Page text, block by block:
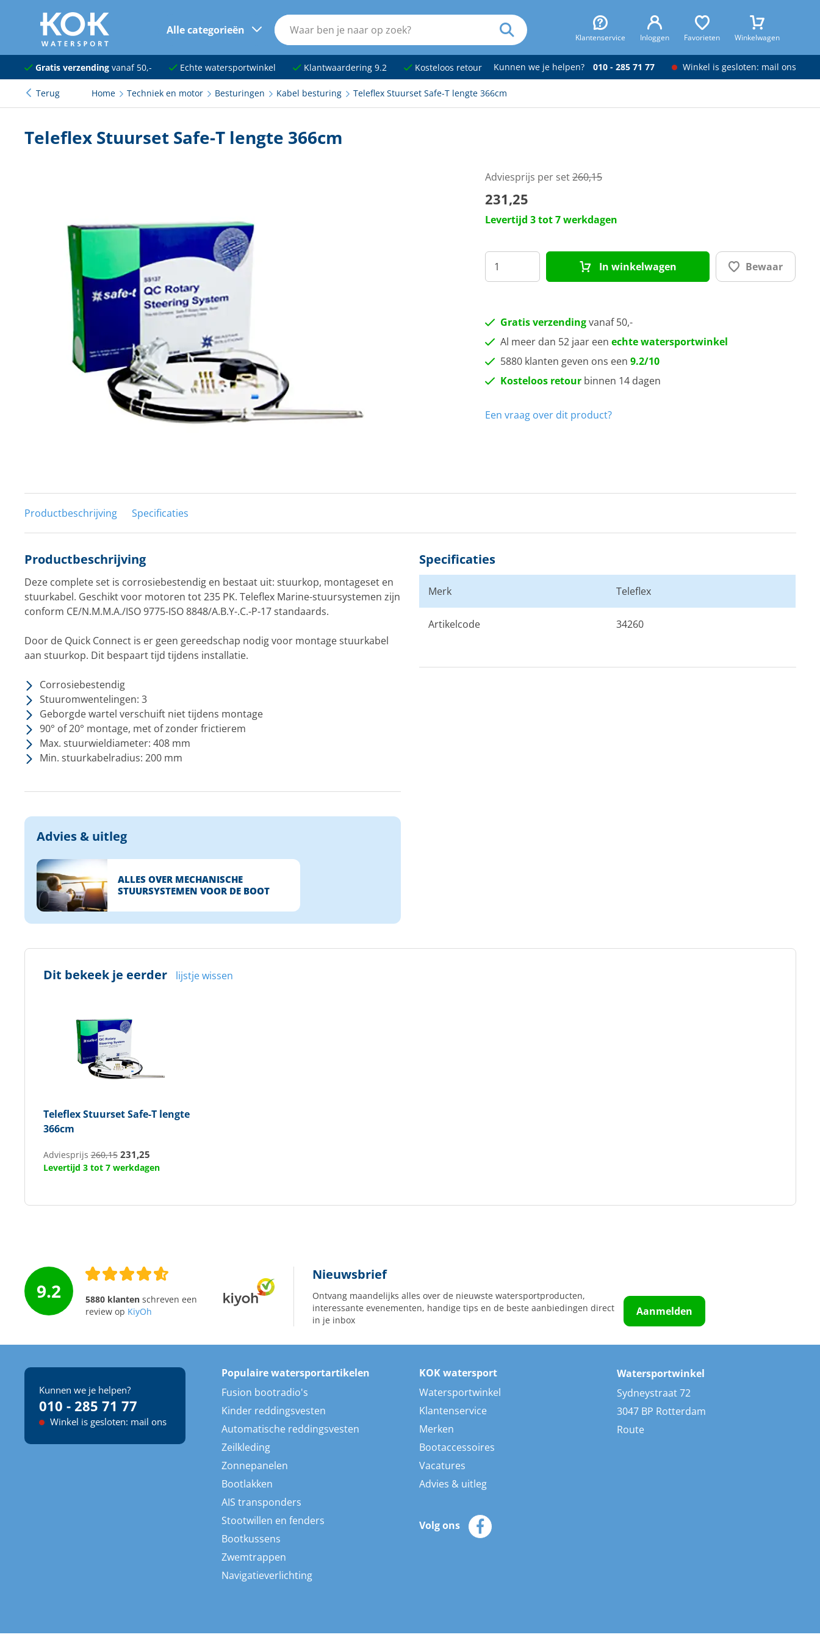
naar hoofdinhoud
Alle categorieën
Klantenservice Inloggen Favorieten Winkelwagen
Navigatie
Dekuitrusting
Sanitair
Kajuit en kombuis
Techniek en motor
Tuigage en dekbeslag
Veiligheid
Boten, toebehoren en fun
Meubels en lifestyle
Gratis verzendingvanaf 50,- Echte watersportwinkel Klantwaardering 9.2 Kosteloos retour Kunnen we je helpen? 010 - 285 71 77 Winkel is gesloten: mail ons
Terug Home Techniek en motor Besturingen Kabel besturing Teleflex Stuurset Safe-T lengte 366cm
Teleflex Stuurset Safe-T lengte 366cm
Adviesprijs per set260,15
231,25
Levertijd 3 tot 7 werkdagen
In winkelwagen Bewaar
Gratis verzendingvanaf 50,-
Al meer dan 52 jaar een echte watersportwinkel
5880 klanten geven ons een 9.2/10
Kosteloos retourbinnen 14 dagen
Een vraag over dit product?
Productbeschrijving Specificaties
Productbeschrijving
Deze complete set is corrosiebestendig en bestaat uit: stuurkop, montageset en
stuurkabel. Geschikt voor motoren tot 235 PK. Teleflex Marine-stuursystemen zijn
conform CE/N.M.M.A./ISO 9775-ISO 8848/A.B.Y-.C.-P-17 standaards.
Door de Quick Connect is er geen gereedschap nodig voor montage stuurkabel
aan stuurkop. Dit bespaart tijd tijdens installatie.
Corrosiebestendig
Stuuromwentelingen: 3
Geborgde wartel verschuift niet tijdens montage
90° of 20° montage, met of zonder frictierem
Max. stuurwieldiameter: 408 mm
Min. stuurkabelradius: 200 mm
Advies & uitleg
ALLES OVER MECHANISCHE
STUURSYSTEMEN VOOR DE BOOT
Specificaties
Merk Teleflex
Artikelcode 34260
Dit bekeek je eerder lijstje wissen
TeleflexStuurset Safe-T lengte
366cm
Adviesprijs260,15 231,25
Levertijd 3 tot 7 werkdagen
9.2 5880 klantenschreven een
review op KiyOh
Nieuwsbrief
Ontvang maandelijks alles over de nieuwste watersportproducten,
interessante evenementen, handige tips en de beste aanbiedingen direct
in je inbox
Aanmelden
Kunnen we je helpen?
010 - 285 71 77
Winkel is gesloten: mail ons
Populaire watersportartikelen
Fusion bootradio's
Kinder reddingsvesten
Automatische reddingsvesten
Zeilkleding
Zonnepanelen
Bootlakken
AIS transponders
Stootwillen en fenders
Bootkussens
Zwemtrappen
Navigatieverlichting
KOK watersport
Watersportwinkel
Klantenservice
Merken
Bootaccessoires
Vacatures
Advies & uitleg
Volg ons
Watersportwinkel
Sydneystraat 72
3047 BP Rotterdam
Route